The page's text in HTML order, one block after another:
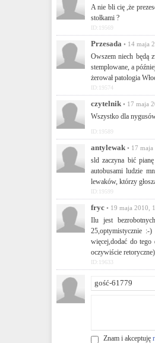
A nie bli cię ,że
stołkami ?
ID:19569
Przesada • 14 maja
Owszem niech będą
stemplowane, a
żerował patologia
ID:19574
czytelnik • 17 maja
Wszystko dla
ID:19589
antylewak • 17
sld zaczyna bić
autobusami ludzie
lewaków, którzy
ID:19599
fryc • 19 maja 2010,
Ilu jest
25,optymistycznie :-
więcej,dodać do tego
oczywiście
ID:19633
Znam i akceptuję